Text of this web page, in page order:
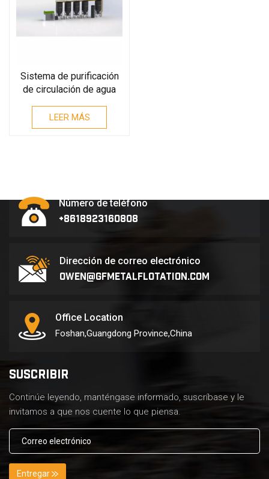
Sistema de purificación
de circulación de agua
LEER MÁS
Número de teléfono
+8618923160808
Dirección de correo electrónico
owen@gfmetalflotation.com
Office Location
Foshan,Guangdong Province,China
SUSCRIBIR
Continúe leyendo, manténgase informado, suscríbase y le
invitamos a que nos cuente lo que piensa.
Entregar